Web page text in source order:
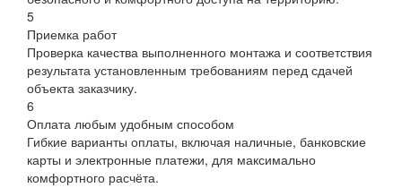
5
Приемка работ
Проверка качества выполненного монтажа и соответствия
результата установленным требованиям перед сдачей
объекта заказчику.
6
Оплата любым удобным способом
Гибкие варианты оплаты, включая наличные, банковские
карты и электронные платежи, для максимально
комфортного расчёта.